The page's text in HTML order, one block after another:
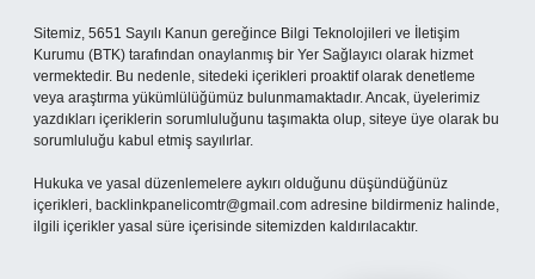
Sitemiz, 5651 Sayılı Kanun gereğince Bilgi Teknolojileri ve İletişim
Kurumu (BTK) tarafından onaylanmış bir Yer Sağlayıcı olarak hizmet
vermektedir. Bu nedenle, sitedeki içerikleri proaktif olarak denetleme
veya araştırma yükümlülüğümüz bulunmamaktadır. Ancak, üyelerimiz
yazdıkları içeriklerin sorumluluğunu taşımakta olup, siteye üye olarak bu
sorumluluğu kabul etmiş sayılırlar.
Hukuka ve yasal düzenlemelere aykırı olduğunu düşündüğünüz
içerikleri, backlinkpanelicomtr@gmail.com adresine bildirmeniz halinde,
ilgili içerikler yasal süre içerisinde sitemizden kaldırılacaktır.